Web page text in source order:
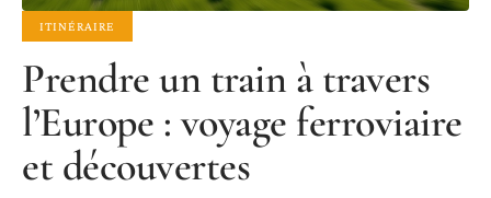
ITINÉRAIRE
Prendre un train à travers
l’Europe : voyage ferroviaire
et découvertes